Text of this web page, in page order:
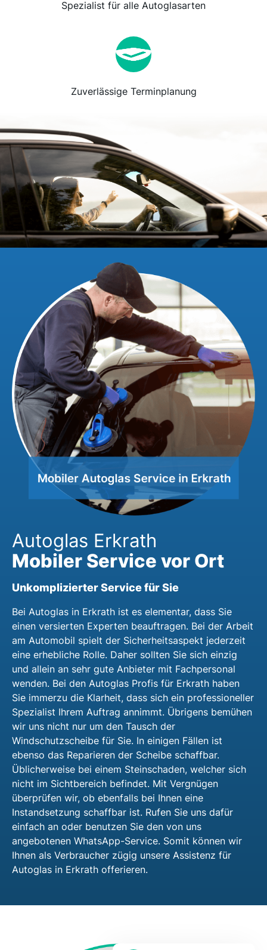
Spezialist für alle Autoglasarten
Zuverlässige Terminplanung
Autoglas Erkrath
Mobiler Service vor Ort
Unkomplizierter Service für Sie
Bei Autoglas in Erkrath ist es elementar, dass Sie
einen versierten Experten beauftragen. Bei der Arbeit
am Automobil spielt der Sicherheitsaspekt jederzeit
eine erhebliche Rolle. Daher sollten Sie sich einzig
und allein an sehr gute Anbieter mit Fachpersonal
wenden. Bei den Autoglas Profis für Erkrath haben
Sie immerzu die Klarheit, dass sich ein professioneller
Spezialist Ihrem Auftrag annimmt. Übrigens bemühen
wir uns nicht nur um den Tausch der
Windschutzscheibe für Sie. In einigen Fällen ist
ebenso das Reparieren der Scheibe schaffbar.
Üblicherweise bei einem Steinschaden, welcher sich
nicht im Sichtbereich befindet. Mit Vergnügen
überprüfen wir, ob ebenfalls bei Ihnen eine
Instandsetzung schaffbar ist. Rufen Sie uns dafür
einfach an oder benutzen Sie den von uns
angebotenen WhatsApp-Service. Somit können wir
Ihnen als Verbraucher zügig unsere Assistenz für
Autoglas in Erkrath offerieren.